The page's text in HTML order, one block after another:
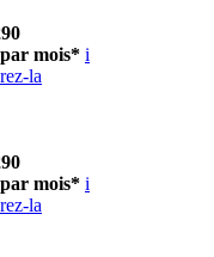
mois* i
la
mois* i
la